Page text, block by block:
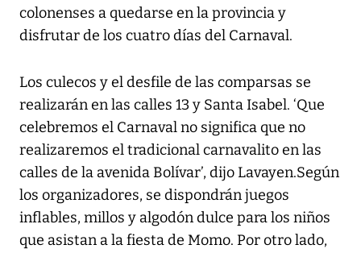
colonenses a quedarse en la provincia y
disfrutar de los cuatro días del Carnaval.
Los culecos y el desfile de las comparsas se
realizarán en las calles 13 y Santa Isabel. ‘Que
celebremos el Carnaval no significa que no
realizaremos el tradicional carnavalito en las
calles de la avenida Bolívar’, dijo Lavayen.Según
los organizadores, se dispondrán juegos
inflables, millos y algodón dulce para los niños
que asistan a la fiesta de Momo. Por otro lado,